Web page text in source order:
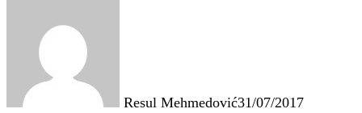
Resul Mehmedović31/07/2017